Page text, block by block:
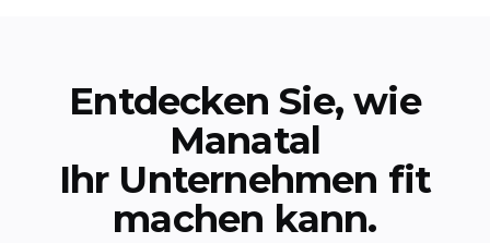
Entdecken Sie, wie
Manatal
Ihr Unternehmen fit
machen kann.